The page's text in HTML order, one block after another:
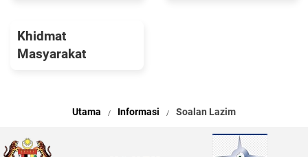
Khidmat
Masyarakat
Utama Informasi Soalan Lazim